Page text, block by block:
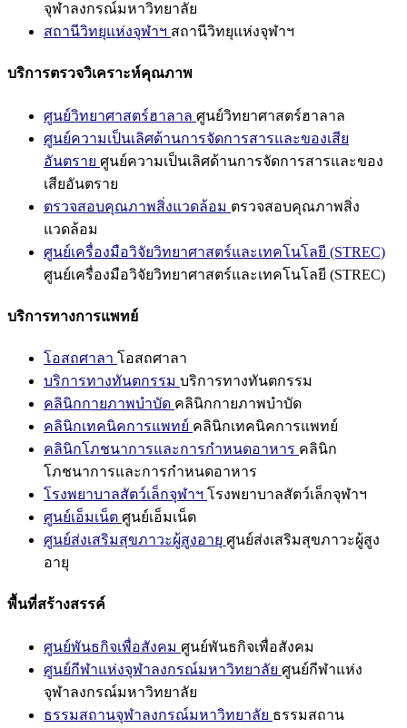
จุฬาลงกรณ์มหาวิทยาลัย
สถานีวิทยุแห่งจุฬาฯ สถานีวิทยุแห่งจุฬาฯ
บริการตรวจวิเคราะห์คุณภาพ
ศูนย์วิทยาศาสตร์ฮาลาล ศูนย์วิทยาศาสตร์ฮาลาล
ศูนย์ความเป็นเลิศด้านการจัดการสารและของเสีย
อันตราย ศูนย์ความเป็นเลิศด้านการจัดการสารและของ
เสียอันตราย
ตรวจสอบคุณภาพสิ่งแวดล้อม ตรวจสอบคุณภาพสิ่ง
แวดล้อม
ศูนย์เครื่องมือวิจัยวิทยาศาสตร์และเทคโนโลยี (STREC)
ศูนย์เครื่องมือวิจัยวิทยาศาสตร์และเทคโนโลยี (STREC)
บริการทางการแพทย์
โอสถศาลา โอสถศาลา
บริการทางทันตกรรม บริการทางทันตกรรม
คลินิกกายภาพบำบัด คลินิกกายภาพบำบัด
คลินิกเทคนิคการแพทย์ คลินิกเทคนิคการแพทย์
คลินิกโภชนาการและการกำหนดอาหาร คลินิก
โภชนาการและการกำหนดอาหาร
โรงพยาบาลสัตว์เล็กจุฬาฯ โรงพยาบาลสัตว์เล็กจุฬาฯ
ศูนย์เอ็มเน็ต ศูนย์เอ็มเน็ต
ศูนย์ส่งเสริมสุขภาวะผู้สูงอายุ ศูนย์ส่งเสริมสุขภาวะผู้สูง
อายุ
พื้นที่สร้างสรรค์
ศูนย์พันธกิจเพื่อสังคม ศูนย์พันธกิจเพื่อสังคม
ศูนย์กีฬาแห่งจุฬาลงกรณ์มหาวิทยาลัย ศูนย์กีฬาแห่ง
จุฬาลงกรณ์มหาวิทยาลัย
ธรรมสถานจุฬาลงกรณ์มหาวิทยาลัย ธรรมสถาน